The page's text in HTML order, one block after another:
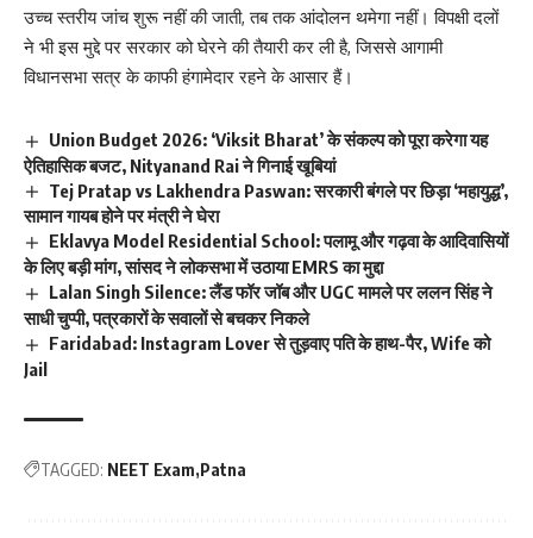
उच्च स्तरीय जांच शुरू नहीं की जाती, तब तक आंदोलन थमेगा नहीं। विपक्षी दलों
ने भी इस मुद्दे पर सरकार को घेरने की तैयारी कर ली है, जिससे आगामी
विधानसभा सत्र के काफी हंगामेदार रहने के आसार हैं।
Union Budget 2026: ‘Viksit Bharat’ के संकल्प को पूरा करेगा यह
ऐतिहासिक बजट, Nityanand Rai ने गिनाई खूबियां
Tej Pratap vs Lakhendra Paswan: सरकारी बंगले पर छिड़ा ‘महायुद्ध’,
सामान गायब होने पर मंत्री ने घेरा
Eklavya Model Residential School: पलामू और गढ़वा के आदिवासियों
के लिए बड़ी मांग, सांसद ने लोकसभा में उठाया EMRS का मुद्दा
Lalan Singh Silence: लैंड फॉर जॉब और UGC मामले पर ललन सिंह ने
साधी चुप्पी, पत्रकारों के सवालों से बचकर निकले
Faridabad: Instagram Lover से तुड़वाए पति के हाथ-पैर, Wife को
Jail
TAGGED: NEET Exam Patna